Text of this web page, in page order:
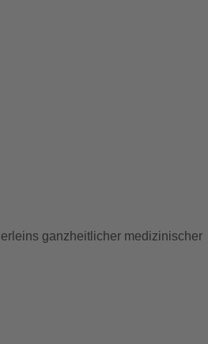
ganzheitlicher medizinischer